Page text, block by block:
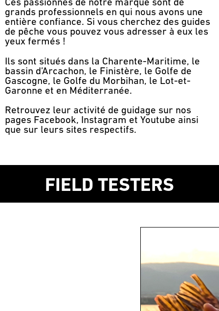
Ces passionnés de notre marque sont de
grands professionnels en qui nous avons une
entière confiance. Si vous cherchez des guides
de pêche vous pouvez vous adresser à eux les
yeux fermés !
Ils sont situés dans la Charente-Maritime, le
bassin d’Arcachon, le Finistère, le Golfe de
Gascogne, le Golfe du Morbihan, le Lot-et-
Garonne et en Méditerranée.
Retrouvez leur activité de guidage sur nos
pages Facebook, Instagram et Youtube ainsi
que sur leurs sites respectifs.
FIELD TESTERS